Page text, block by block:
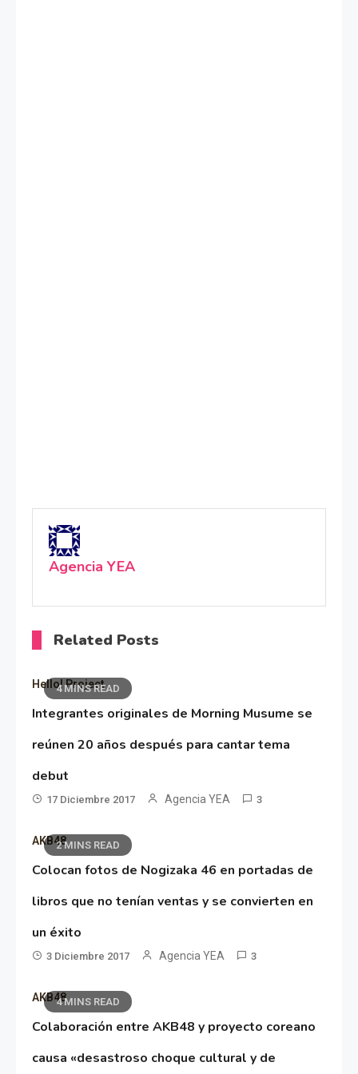
Agencia YEA
Related Posts
4 MINS READ
Hello! Project
Integrantes originales de Morning Musume se
reúnen 20 años después para cantar tema
debut
17 Diciembre 2017 Agencia YEA 3
2 MINS READ
AKB48
Colocan fotos de Nogizaka 46 en portadas de
libros que no tenían ventas y se convierten en
un éxito
3 Diciembre 2017 Agencia YEA 3
4 MINS READ
AKB48
Colaboración entre AKB48 y proyecto coreano
causa «desastroso choque cultural y de